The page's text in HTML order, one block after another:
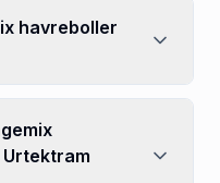
havreboller